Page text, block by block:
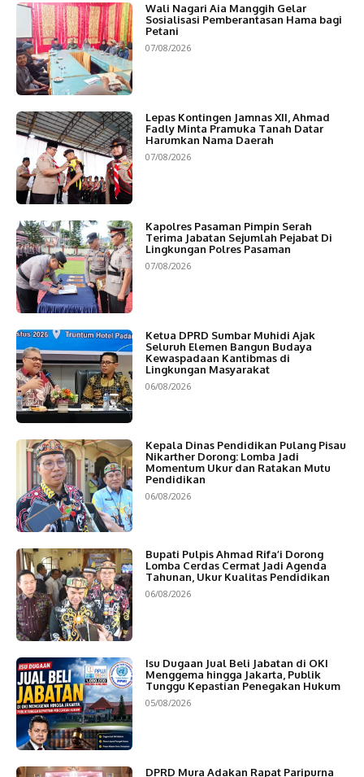
Wali Nagari Aia Manggih Gelar
Sosialisasi Pemberantasan Hama bagi
Petani
07/08/2026
Lepas Kontingen Jamnas XII, Ahmad
Fadly Minta Pramuka Tanah Datar
Harumkan Nama Daerah
07/08/2026
Kapolres Pasaman Pimpin Serah
Terima Jabatan Sejumlah Pejabat Di
Lingkungan Polres Pasaman
07/08/2026
Ketua DPRD Sumbar Muhidi Ajak
Seluruh Elemen Bangun Budaya
Kewaspadaan Kantibmas di
Lingkungan Masyarakat
06/08/2026
Kepala Dinas Pendidikan Pulang Pisau
Nikarther Dorong: Lomba Jadi
Momentum Ukur dan Ratakan Mutu
Pendidikan
06/08/2026
Bupati Pulpis Ahmad Rifa’i Dorong
Lomba Cerdas Cermat Jadi Agenda
Tahunan, Ukur Kualitas Pendidikan
06/08/2026
Isu Dugaan Jual Beli Jabatan di OKI
Menggema hingga Jakarta, Publik
Tunggu Kepastian Penegakan Hukum
05/08/2026
DPRD Mura Adakan Rapat Paripurna